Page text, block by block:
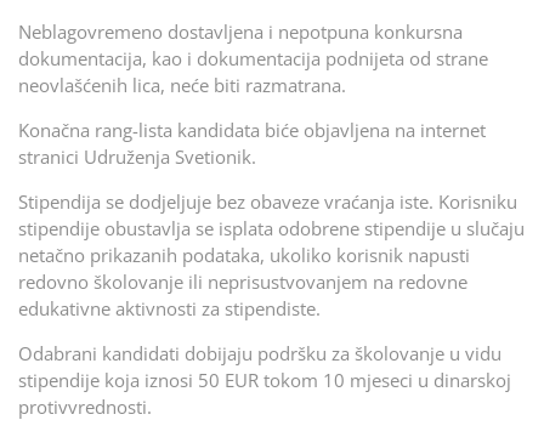
Neblagovremeno dostavljena i nepotpuna konkursna
dokumentacija, kao i dokumentacija podnijeta od strane
neovlašćenih lica, neće biti razmatrana.
Konačna rang-lista kandidata biće objavljena na internet
stranici Udruženja Svetionik.
Stipendija se dodjeljuje bez obaveze vraćanja iste. Korisniku
stipendije obustavlja se isplata odobrene stipendije u slučaju
netačno prikazanih podataka, ukoliko korisnik napusti
redovno školovanje ili neprisustvovanjem na redovne
edukativne aktivnosti za stipendiste.
Odabrani kandidati dobijaju podršku za školovanje u vidu
stipendije koja iznosi 50 EUR tokom 10 mjeseci u dinarskoj
protivvrednosti.